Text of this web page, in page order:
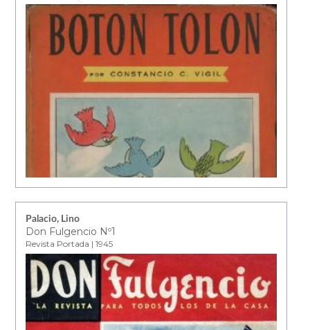
Palacio, Lino
Don Fulgencio Nº1
Revista Portada | 1945